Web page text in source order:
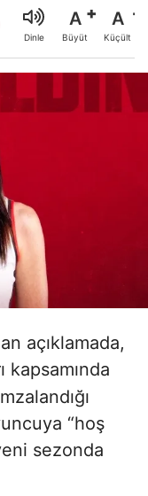
Dinle
A
Büyüt
A
Küçült
açıklamada,
kapsamında
“hoş
sezonda